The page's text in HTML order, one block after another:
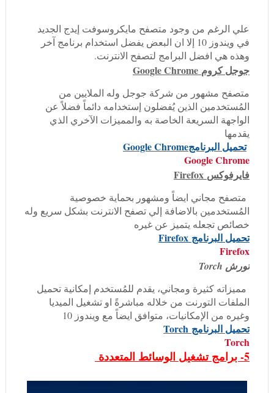
علي الرغم من وجود متصفح مايكروسوفت إيدج الجديد
في ويندوز 10 إلا ان البعض يفضل استخدام برنامج آخر
وهذه هي افضل البرامج لتصفح الانترنت.
جوجل كروم Google Chrome
متصفح مشهور من شركة جوجل وله الملايين من
المُستخدمين الذين يُفضلون إستخدامه دائماً فضلاً عن
الواجهة السريعة الخاصة به والمميزات الآخري الذي
يقدمها
تحميل البرنامجGoogle Chrome
Google Chrome
فايرفوكس Firefox
متصفح مجاني ايضاً ومشهور بحماية خصوصية
المُستخدمين بالاضافة إلي تصفح الانترنت بشكل سريع وله
خصائص تجعله يتميز عن غيره
تحميل البرنامج Firefox
Firefox
تورش Torch
مميزاته كثيرة ومجاني، يقدم للمُستخدم إمكانية تحميل
الملفات التورنت من خلاله مباشرةً او تشغيل الميديا
وغيره من الإمكانيات، متوافق ايضاً مع ويندوز 10
تحميل البرنامج Torch
Torch
5- برامج تشغيل الوسائط المتعددة